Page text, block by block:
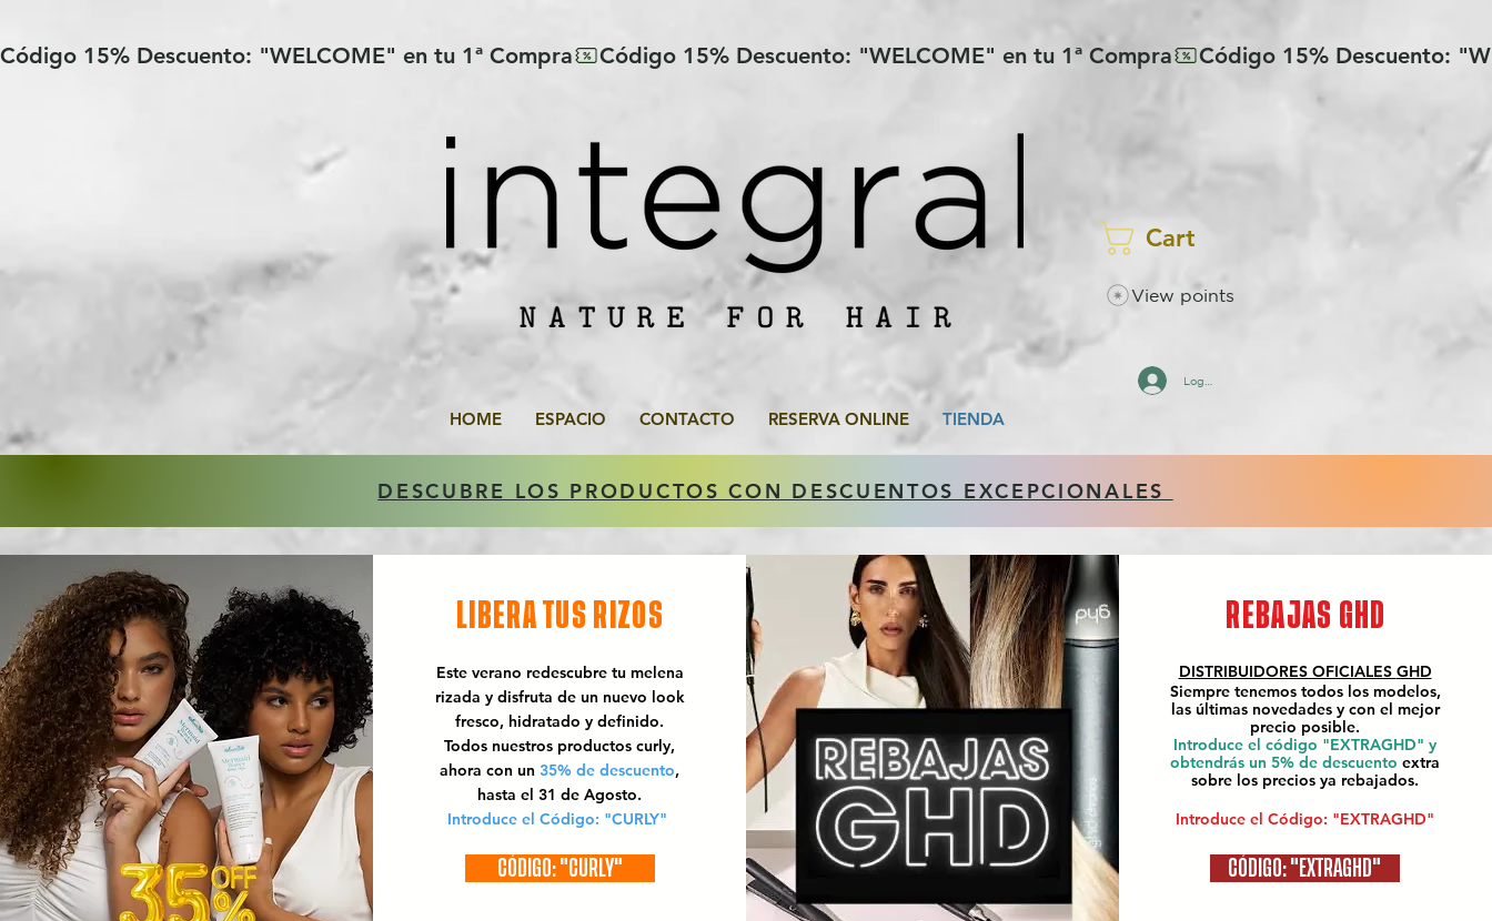
Código 15% Descuento: "WELCOME" en tu 1ª Compra
Cart
View points
Log In
HOME ESPACIO CONTACTO RESERVA ONLINE TIENDA
DESCUBRE LOS PRODUCTOS CON DESCUENTOS EXCEPCIONALES
LIBERA TUS RIZOS
Este verano redescubre tu melena
rizada y disfruta de un nuevo look
fresco, hidratado y definido.
Todos nuestros productos curly,
ahora con un 35% de descuento,
hasta el 31 de Agosto.
Introduce el Código: "CURLY"
CÓDIGO: "CURLY"
REBAJAS GHD
DISTRIBUIDORES OFICIALES GHD
Siempre tenemos todos los modelos,
las últimas novedades y con el mejor
precio posible.
Introduce el código "EXTRAGHD" y
obtendrás un 5% de descuento extra
sobre los precios ya rebajados.
Introduce el Código: "EXTRAGHD"
CÓDIGO: "EXTRAGHD"